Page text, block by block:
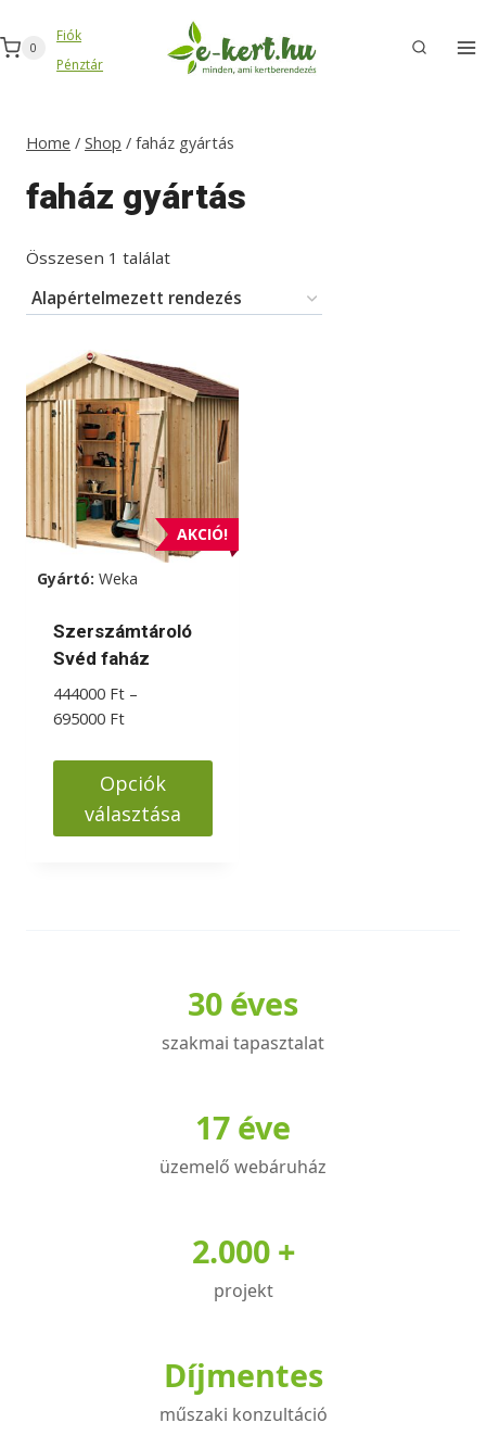
to
content
0
Fiók
Pénztár
Home / Shop / faház gyártás
faház gyártás
Összesen 1 találat
AKCIÓ!
Gyártó: Weka
Szerszámtároló
Svéd faház
444000 Ft –
695000 FtÁrtartomány:
-
695000 Ft
Opciók
választása
30 éves
szakmai tapasztalat
17 éve
üzemelő webáruház
2.000 +
projekt
Díjmentes
műszaki konzultáció